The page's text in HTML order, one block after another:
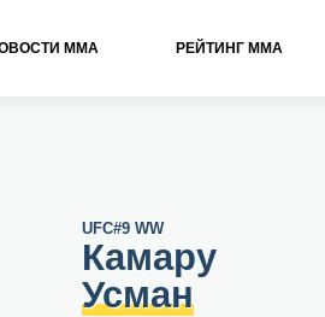
ММА РЕЙТИНГ ММА
Бёрнс
Камару
Усман
UFC#9 WW